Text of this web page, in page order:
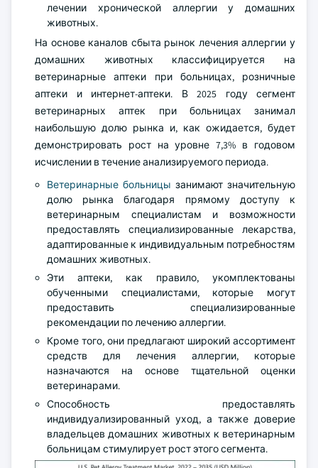
лечении хронической аллергии у домашних
животных.
На основе каналов сбыта рынок лечения аллергии у
домашних животных классифицируется на
ветеринарные аптеки при больницах, розничные
аптеки и интернет-аптеки. В 2025 году сегмент
ветеринарных аптек при больницах занимал
наибольшую долю рынка и, как ожидается, будет
демонстрировать рост на уровне 7,3% в годовом
исчислении в течение анализируемого периода.
Ветеринарные больницы занимают значительную
долю рынка благодаря прямому доступу к
ветеринарным специалистам и возможности
предоставлять специализированные лекарства,
адаптированные к индивидуальным потребностям
домашних животных.
Эти аптеки, как правило, укомплектованы
обученными специалистами, которые могут
предоставить специализированные
рекомендации по лечению аллергии.
Кроме того, они предлагают широкий ассортимент
средств для лечения аллергии, которые
назначаются на основе тщательной оценки
ветеринарами.
Способность предоставлять
индивидуализированный уход, а также доверие
владельцев домашних животных к ветеринарным
больницам стимулирует рост этого сегмента.